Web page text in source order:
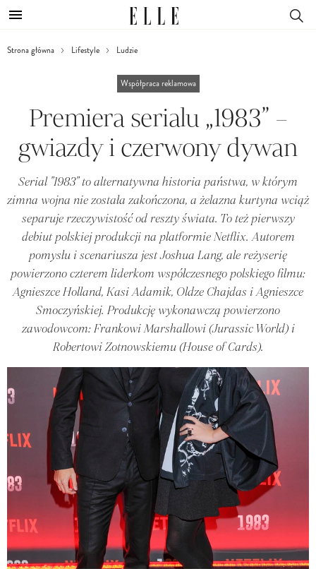
Strona główna Lifestyle Ludzie
Współpraca reklamowa
Premiera serialu „1983” –
gwiazdy i czerwony dywan
Serial "1983" to alternatywna historia państwa, w którym
zimna wojna nie została zakończona, a żelazna kurtyna wciąż
separuje rzeczywistość od reszty świata. To też pierwszy
debiut polskiej produkcji na platformie Netflix. Autorem
pomysłu i scenariusza jest Joshua Lang, ale reżyserię
powierzono czterem liderkom współczesnego polskiego filmu:
Agnieszce Holland, Kasi Adamik, Oldze Chajdas i Agnieszce
Smoczyńskiej. Produkcję wykonawczą powierzono
zawodowcom: Frankowi Marshallowi (Jurassic World) i
Robertowi Zotnowskiemu (House of Cards).